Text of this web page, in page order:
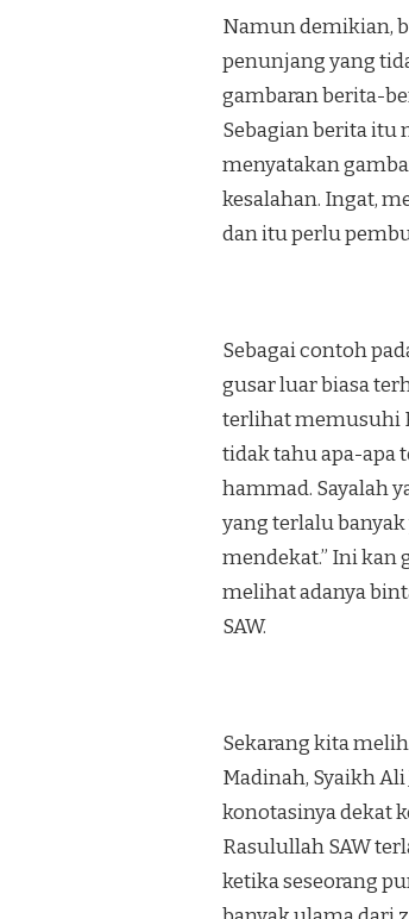
Namun demikian,
penunjang yang
gambaran berita-
Sebagian berita itu
menyatakan
kesalahan. Ingat,
dan itu perlu
Sebagai contoh
gusar luar biasa
terlihat memusuhi
tidak tahu apa-apa
hammad. Sayalah
yang terlalu
mendekat.” Ini kan
melihat adanya
SAW.
Sekarang kita
Madinah, Syaikh
konotasinya dekat
Rasulullah SAW
ketika sese­orang